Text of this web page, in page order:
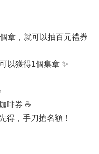
章，就可以抽百元禮券
以獲得1個集章 ✨
啡券 ☕
得，手刀搶名額！